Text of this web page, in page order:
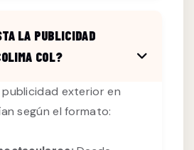
LA PUBLICIDAD
COL?
exterior en
según el formato: